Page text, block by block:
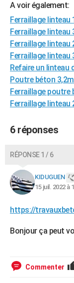
Dictionnaire
Biographies
Expressions
Proverbes
COPAINS D'AVANT
S'inscrire
Se connecter
Lycées
Collèges
Primaires
Universités
Entreprises
Service militaire
Avis de recherche
AVIS DE DÉCÈS
Bricolage
Lifestyle
Culture
Sport
Auto
Television
Voyage
Cinema
A voir également:
Ferraillage linteau
Ferraillage linteau
Ferraillage linteau
Ferraillage linteau
Refaire un linteau
Poutre béton
Ferraillage poutre
Ferraillage linteau
6 réponses
RÉPONSE 1 / 6
KIDUGUEN
15 juil. 2022 à
https://
Bonjour ça peut
Commenter